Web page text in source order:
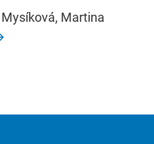
Martina